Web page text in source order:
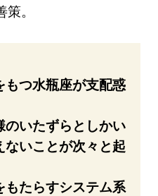
。
もつ水瓶座が支配惑
のいたずらとしかい
ないことが次々と起
もたらすシステム系